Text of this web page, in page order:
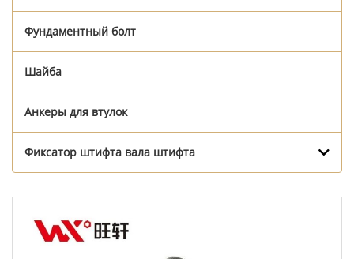
Фундаментный болт
Шайба
Анкеры для втулок
Фиксатор штифта вала штифта